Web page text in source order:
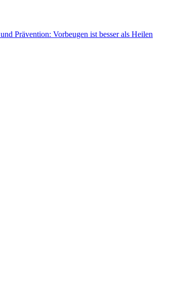
Prävention: Vorbeugen ist besser als Heilen